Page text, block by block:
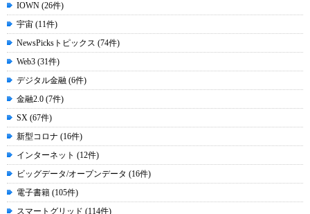
IOWN (26件)
宇宙 (11件)
NewsPicksトピックス (74件)
Web3 (31件)
デジタル金融 (6件)
金融2.0 (7件)
SX (67件)
新型コロナ (16件)
インターネット (12件)
ビッグデータ/オープンデータ (16件)
電子書籍 (105件)
スマートグリッド (114件)